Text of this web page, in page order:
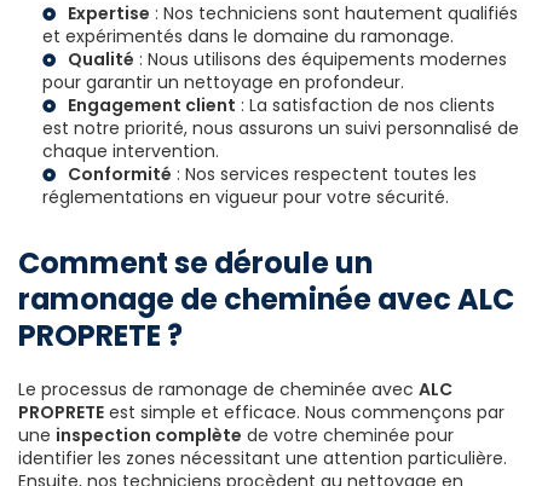
Expertise : Nos techniciens sont hautement qualifiés
et expérimentés dans le domaine du ramonage.
Qualité : Nous utilisons des équipements modernes
pour garantir un nettoyage en profondeur.
Engagement client : La satisfaction de nos clients
est notre priorité, nous assurons un suivi personnalisé de
chaque intervention.
Conformité : Nos services respectent toutes les
réglementations en vigueur pour votre sécurité.
Comment se déroule un
ramonage de cheminée avec ALC
PROPRETE ?
Le processus de ramonage de cheminée avec ALC
PROPRETE est simple et efficace. Nous commençons par
une inspection complète de votre cheminée pour
identifier les zones nécessitant une attention particulière.